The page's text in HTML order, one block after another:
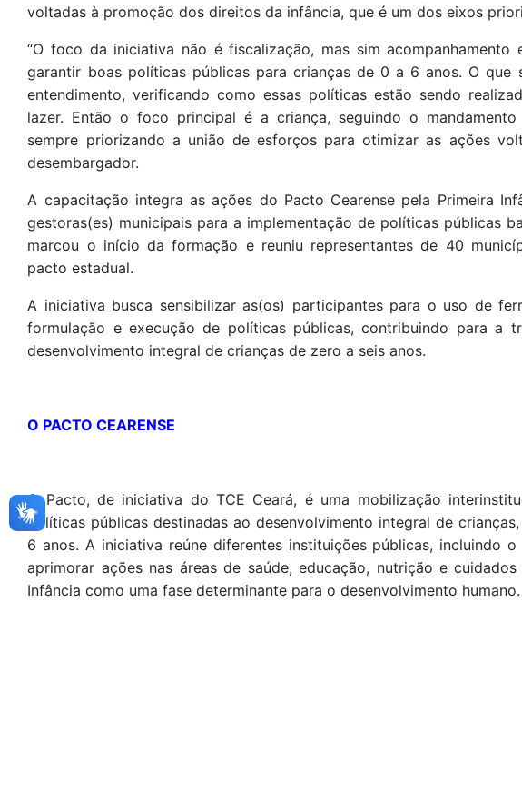
voltadas à promoção dos direitos da infância, que é um dos eixos
“O foco da iniciativa não é fiscalização, mas sim
garantir boas políticas públicas para crianças de 0 a 6 anos. O
entendimento, verificando como essas políticas estão sendo
lazer. Então o foco principal é a criança, seguindo o
sempre priorizando a união de esforços para otimizar as ações
desembargador.
A capacitação integra as ações do Pacto Cearense pela Primeira
gestoras(es) municipais para a implementação de políticas públicas
marcou o início da formação e reuniu representantes de 40
pacto estadual.
A iniciativa busca sensibilizar as(os) participantes para o uso de
formulação e execução de políticas públicas, contribuindo para a
desenvolvimento integral de crianças de zero a seis anos.
O PACTO CEARENSE
O Pacto, de iniciativa do TCE Ceará, é uma mobilização
políticas públicas destinadas ao desenvolvimento integral de
6 anos. A iniciativa reúne diferentes instituições públicas, incluindo
aprimorar ações nas áreas de saúde, educação, nutrição e
Infância como uma fase determinante para o desenvolvimento humano.